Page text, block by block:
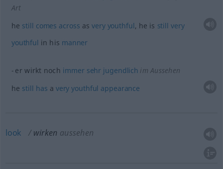
Art
he still comes across asvery youthful, he is still very
youthful in his manner
er wirkt noch immer sehr jugendlich im Aussehen
he still has a very youthful appearance
look wirken aussehen